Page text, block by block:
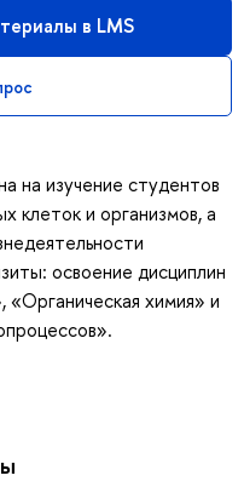
в LMS
на изучение студентов
клеток и организмов, а
освоение дисциплин
химия» и